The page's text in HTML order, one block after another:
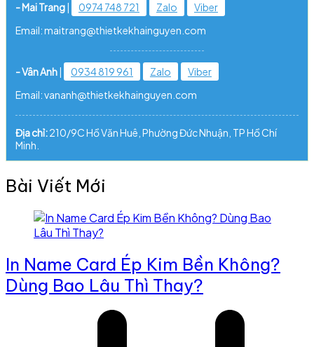
- Mai Trang| 0974 748 721 Zalo
Viber
Email: maitrang@thietkekhainguyen.com
- Vân Anh| 0934 819 961 Zalo
Viber
Email: vananh@thietkekhainguyen.com
Địa chỉ:210/9C Hồ Văn Huê, Phường Đức Nhuận, TP Hồ Chí
Minh.
Bài Viết Mới
In Name Card Ép Kim Bền Không?
Dùng Bao Lâu Thì Thay?